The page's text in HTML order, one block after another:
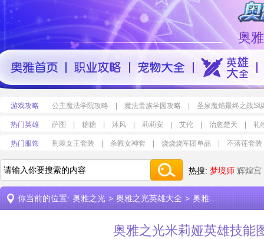
奥
游戏攻略 公主魔法学院攻略 魔法贵族学园攻略 圣泉魔焰最终之战S
热门英雄 萨图 糖糖 沐风 莉莉安 艾伦 治愈楚天 礼
热门服饰 荆棘女王套装 杀戮女神套 烧烧烧军团单品 不落莲套装
热搜: 梦境师 辉煌宫
你当前的位置: 奥雅之光 > 奥雅之光英雄大全 > 奥雅之光米莉娅英雄技能图鉴
奥雅之光米莉娅英雄技能